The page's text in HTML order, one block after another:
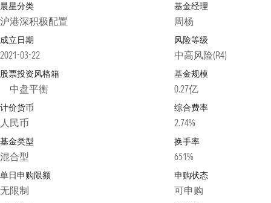
晨星分类
沪港深积极配置
基金经理
周杨
成立日期
2021-03-22
风险等级
中高风险(R4)
股票投资风格箱
中盘平衡
基金规模
0.27亿
计价货币
人民币
综合费率
2.74%
基金类型
混合型
换手率
651%
单日申购限额
无限制
申购状态
可申购